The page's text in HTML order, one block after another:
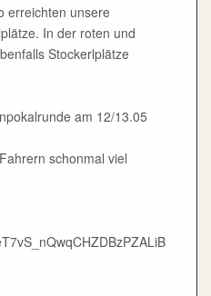
erreichten unsere
In der roten und
Stockerlplätze
am 12/13.05
schonmal viel